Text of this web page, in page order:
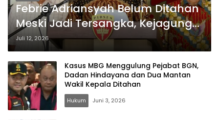
Febrie Adriansyah Belum Ditahan
Meski Jadi Tersangka, Kejagung
Tunggu Pelimpahan Berkas dari
Polri
Juli 12, 2026
Kasus MBG Menggulung Pejabat BGN,
Dadan Hindayana dan Dua Mantan
Wakil Kepala Ditahan
Hukum Juni 3, 2026